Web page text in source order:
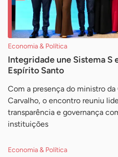
Economia & Política
Integridade une Sistema S
Espírito Santo
Com a presença do ministro
Carvalho, o encontro reuniu
transparência e governança
instituições
Economia & Política